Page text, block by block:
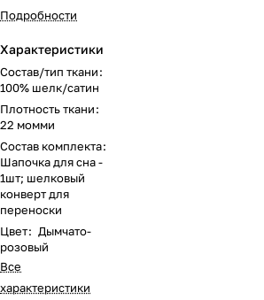
шёлка Mulberry
защищает локоны
подушку,
предотвращает
спутывание и
сохраняет блеск.
Подробности
Характеристики
Состав/тип ткани:
100% шелк/сатин
Плотность ткани:
22 момми
Состав комплекта:
Шапочка для сна -
1шт; шелковый
конверт для
переноски
Цвет: Дымчато-
розовый
Все
характеристики